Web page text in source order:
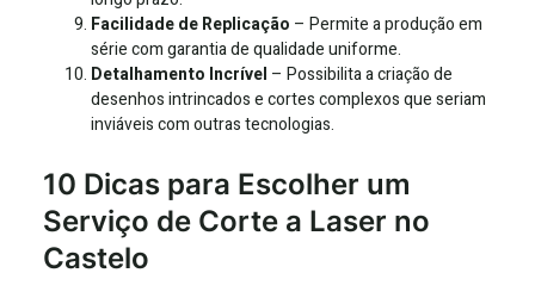
Facilidade de Replicação – Permite a produção em
série com garantia de qualidade uniforme.
Detalhamento Incrível – Possibilita a criação de
desenhos intrincados e cortes complexos que seriam
inviáveis com outras tecnologias.
10 Dicas para Escolher um
Serviço de Corte a Laser no
Castelo